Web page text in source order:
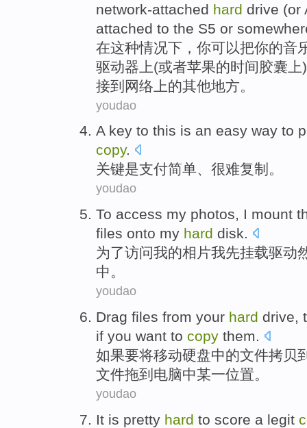
network-attached hard drive (or
attached to the S5 or
在这种情况下 ， 你可以把你的音
驱动器 上(或者苹果的时间 胶囊
接到 网络 上的其他地方。
youdao
A key to this is an easy way to
copy.
关键是支付简单、 很难复制 。
youdao
To access my photos, I mount
files onto my hard disk.
为了访问我的相片我先挂载驱动
中。
youdao
Drag files from your hard drive,
if you want to copy them.
如果要将移动硬盘中的文件拷贝
文件拖到电脑中某一位置。
youdao
It is pretty hard to score a legit